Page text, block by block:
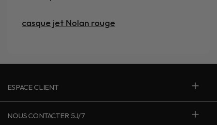
casque jet Nolan rouge
ESPACE CLIENT
NOUS CONTACTER 5J/7